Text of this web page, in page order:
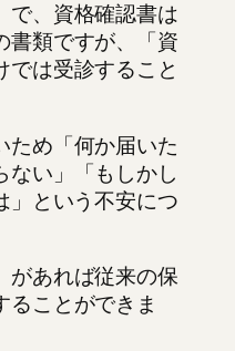
で、資格確認書は
書類ですが、「資
では受診すること
ため「何か届いた
ない」「もしかし
」という不安につ
があれば従来の保
ることができま